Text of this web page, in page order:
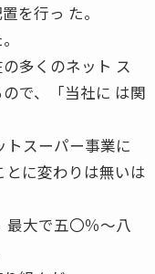
を行っ た。
多くのネット ス
で、「当社に は関
トスーパー事業に
とに変わりは無いは
大で五〇％〜八